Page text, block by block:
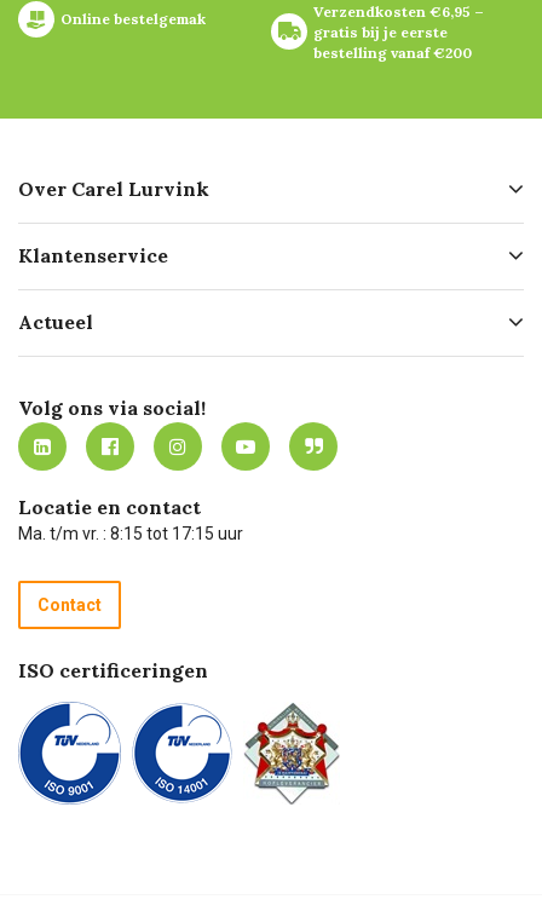
Online bestelgemak
Verzendkosten €6,95 –
gratis bij je eerste
bestelling vanaf €200
Over Carel Lurvink
Geschiedenis
Missie
Werken bij Carel Lurvink
MVO
Klantenservice
Bezorgen
Mijn Carel Lurvink
Mijn Carel Lurvink instructievideo's
Carel Lurvink App
Hulp op afstand
Technische dienst
Recycle programma
Betalen
Actueel
Innovation LAB
Tevreden klanten
Carel Lurvink Blog
Carel de podcast
Volg ons via social!
Locatie en contact
Ma. t/m vr. : 8:15 tot 17:15 uur
Contact
ISO certificeringen